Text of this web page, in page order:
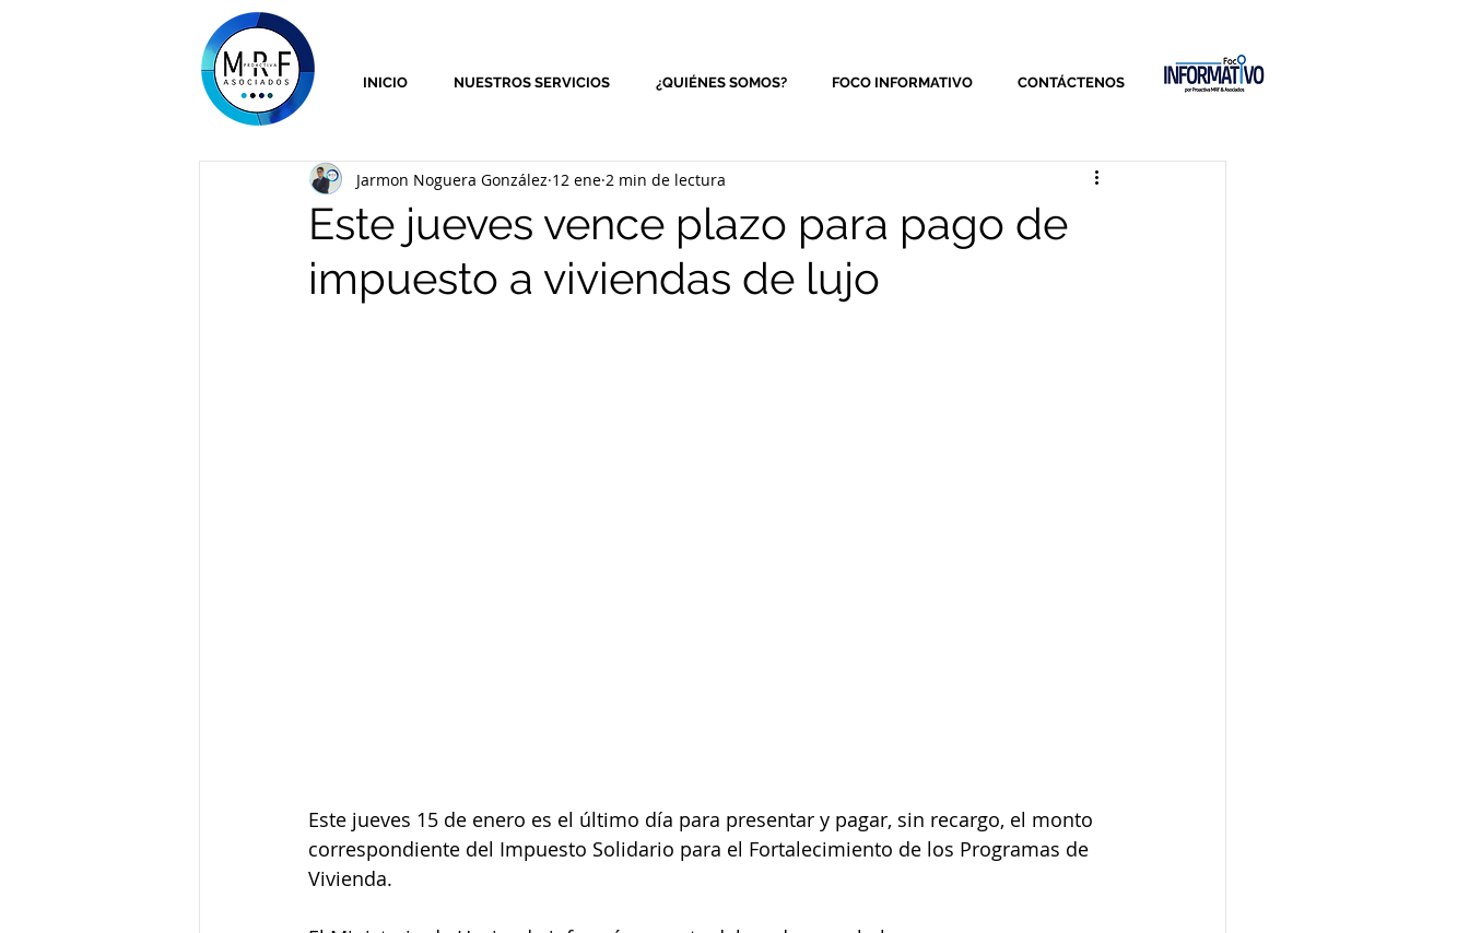
INICIO NUESTROS SERVICIOS ¿QUIÉNES SOMOS? FOCO INFORMATIVO CONTÁCTENOS
Este jueves vence plazo para pago de
impuesto a viviendas de lujo
Jarmon Noguera González 12 ene 2 min de lectura
Este jueves 15 de enero es el último día para presentar y pagar, sin recargo, el monto
correspondiente del Impuesto Solidario para el Fortalecimiento de los Programas de
Vivienda.